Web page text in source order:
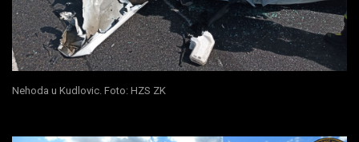
Nehoda u Kudlovic. Foto: HZS ZK